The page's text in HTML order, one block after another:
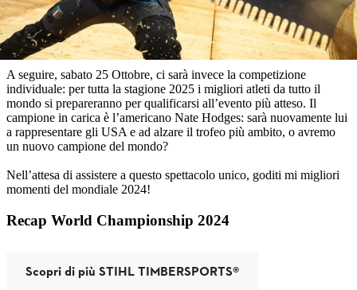
campioni per 5 anni consecutivi è ancora una volta l’Australia la
squadra da battere: alzeranno il decimo trofeo mondiale o ci sarà
qualcuno in grado di interrompere questo dominio?
A seguire, sabato 25 Ottobre, ci sarà invece la competizione
individuale: per tutta la stagione 2025 i migliori atleti da tutto il
mondo si prepareranno per qualificarsi all’evento più atteso. Il
campione in carica è l’americano Nate Hodges: sarà nuovamente lui
a rappresentare gli USA e ad alzare il trofeo più ambito, o avremo
un nuovo campione del mondo?
Nell’attesa di assistere a questo spettacolo unico, goditi mi migliori
momenti del mondiale 2024!
Recap World Championship 2024
Scopri di più STIHL TIMBERSPORTS®